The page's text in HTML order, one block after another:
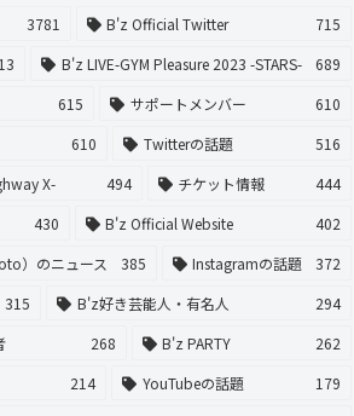
3781 B'z Official Twitter
715
B'z LIVE-GYM Pleasure 2023 -STARS-
689
615 サポートメンバー
610
610 Twitterの話題
516
X-
494 チケット情報
444
430 B'z Official Website
402
）のニュース
385 Instagramの話題
372
315 B'z好き芸能人・有名人
294
268 B'z PARTY
262
214 YouTubeの話題
179